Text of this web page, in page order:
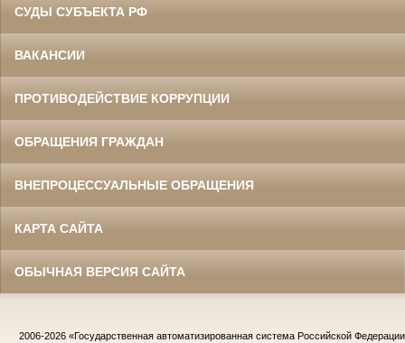
СУДЫ СУБЪЕКТА РФ
ВАКАНСИИ
ПРОТИВОДЕЙСТВИЕ КОРРУПЦИИ
ОБРАЩЕНИЯ ГРАЖДАН
ВНЕПРОЦЕССУАЛЬНЫЕ ОБРАЩЕНИЯ
КАРТА САЙТА
ОБЫЧНАЯ ВЕРСИЯ САЙТА
2006-2026 «Государственная автоматизированная система Российской